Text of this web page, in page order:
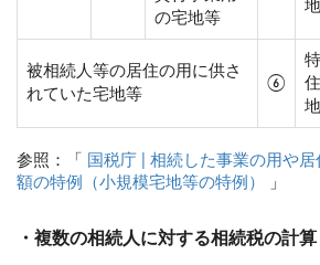
の宅地等
地
被相続人等の居住の用に供さ
れていた宅地等
⑥
地
参照：「
国税庁 | 相続した事業の用や
額の特例（小規模宅地等の特例）
」
・複数の相続人に対する相続税の計算